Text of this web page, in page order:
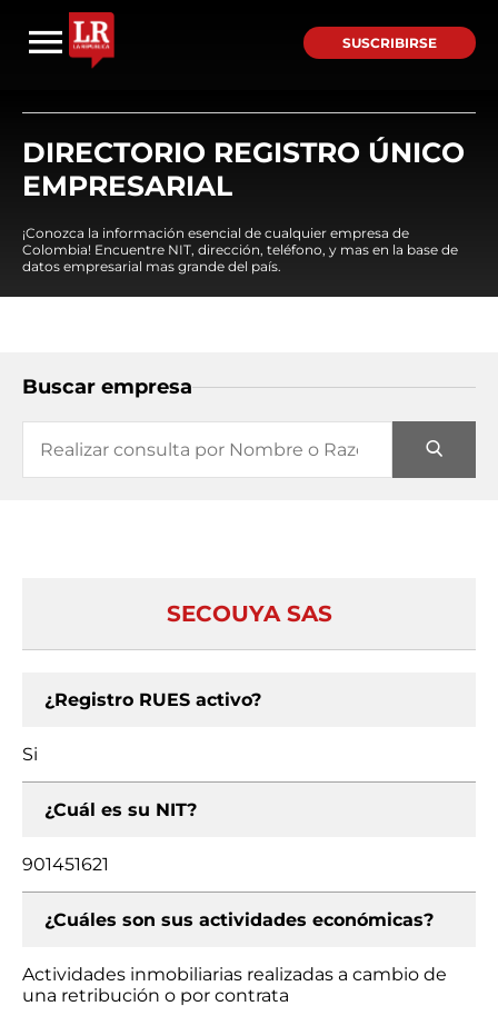
SUSCRIBIRSE
DIRECTORIO REGISTRO ÚNICO
EMPRESARIAL
¡Conozca la información esencial de cualquier empresa de
Colombia! Encuentre NIT, dirección, teléfono, y mas en la base de
datos empresarial mas grande del país.
Buscar empresa
SECOUYA SAS
¿Registro RUES activo?
Si
¿Cuál es su NIT?
901451621
¿Cuáles son sus actividades económicas?
Actividades inmobiliarias realizadas a cambio de
una retribución o por contrata